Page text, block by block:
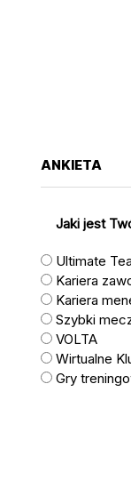
ANKIETA
Jaki jest
Ultimate
Kariera
Kariera
Szybki
VOLTA
Wirtualne
Gry